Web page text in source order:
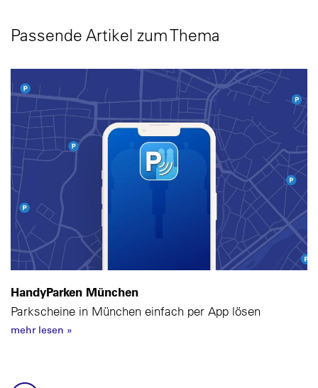
Passende Artikel zum Thema
HandyParken München
Parkscheine in München einfach per App lösen
mehr lesen »